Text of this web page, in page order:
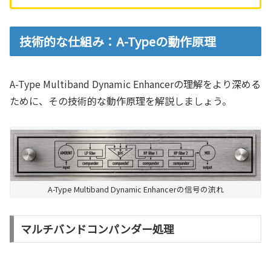
技術的な仕組み：A-Typeの動作原理
A-Type Multiband Dynamic Enhancerの理解をより深める
ために、その技術的な動作原理を解説しましょう。
A-Type Multiband Dynamic Enhancerの信号の流れ
マルチバンドコンパンダー処理